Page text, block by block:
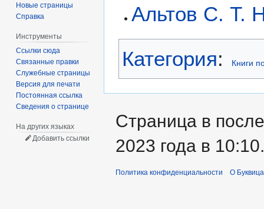
Альтов С. Т.
Категория: Книги
Новые страницы
Справка
Инструменты
Ссылки сюда
Связанные правки
Служебные страницы
Версия для печати
Постоянная ссылка
Сведения о странице
На других языках
Добавить ссылки
Страница в
2023 года в 10:10.
Политика конфиденциальности О Буквица